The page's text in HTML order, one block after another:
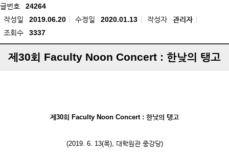
글번호
24264
작성일
2019.06.20 수정일 2020.01.13 작성자
관리자
조회수
3337
제30회 Faculty Noon Concert : 한낮의 탱고
제30회 Faculty Noon Concert : 한낮의 탱고
(2019. 6. 13(목), 대학원관 중강당)